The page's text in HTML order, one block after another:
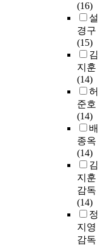
(16)
설
경구
(15)
김
지훈
(14)
허
준호
(14)
배
종옥
(14)
김
지훈
감독
(14)
정
지영
감독